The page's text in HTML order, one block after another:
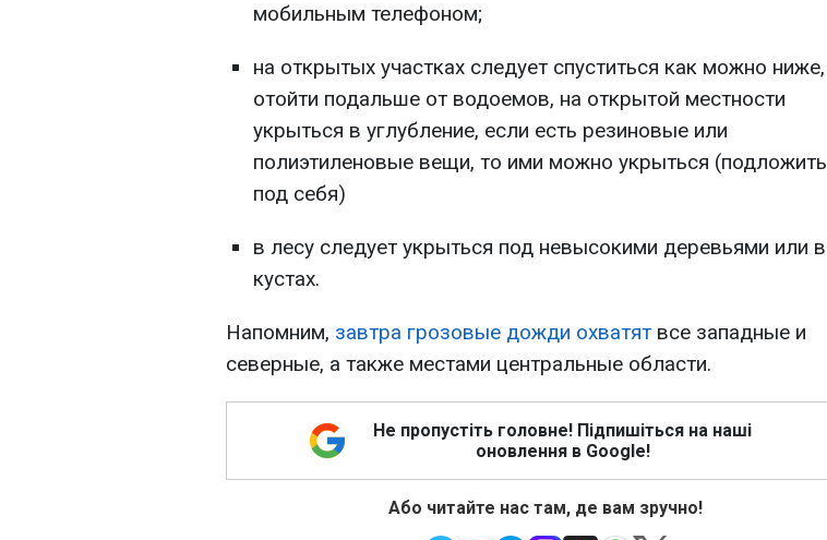
мобильным телефоном;
на открытых участках следует спуститься как можно ниже,
отойти подальше от водоемов, на открытой местности
укрыться в углубление, если есть резиновые или
полиэтиленовые вещи, то ими можно укрыться (подложить
под себя)
в лесу следует укрыться под невысокими деревьями или в
кустах.
Напомним, завтра грозовые дожди охватят все западные и
северные, а также местами центральные области.
Не пропустіть головне! Підпишіться на наші
оновлення в Google!
Або читайте нас там, де вам зручно!